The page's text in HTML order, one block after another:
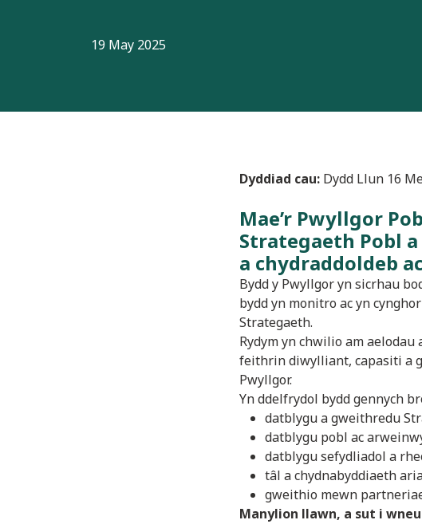
19 May 2025
Dyddiad cau: Dydd Llun 16
Mae’r Pwyllgor
Strategaeth Pobl
a chydraddoldeb
Bydd y Pwyllgor yn sicrhau
bydd yn monitro ac yn
Strategaeth.
Rydym yn chwilio am
feithrin diwylliant, capasiti a
Pwyllgor.
Yn ddelfrydol bydd gennych
datblygu a gweithredu
datblygu pobl ac
datblygu sefydliadol a
tâl a chydnabyddiaeth
gweithio mewn
Manylion llawn, a sut i